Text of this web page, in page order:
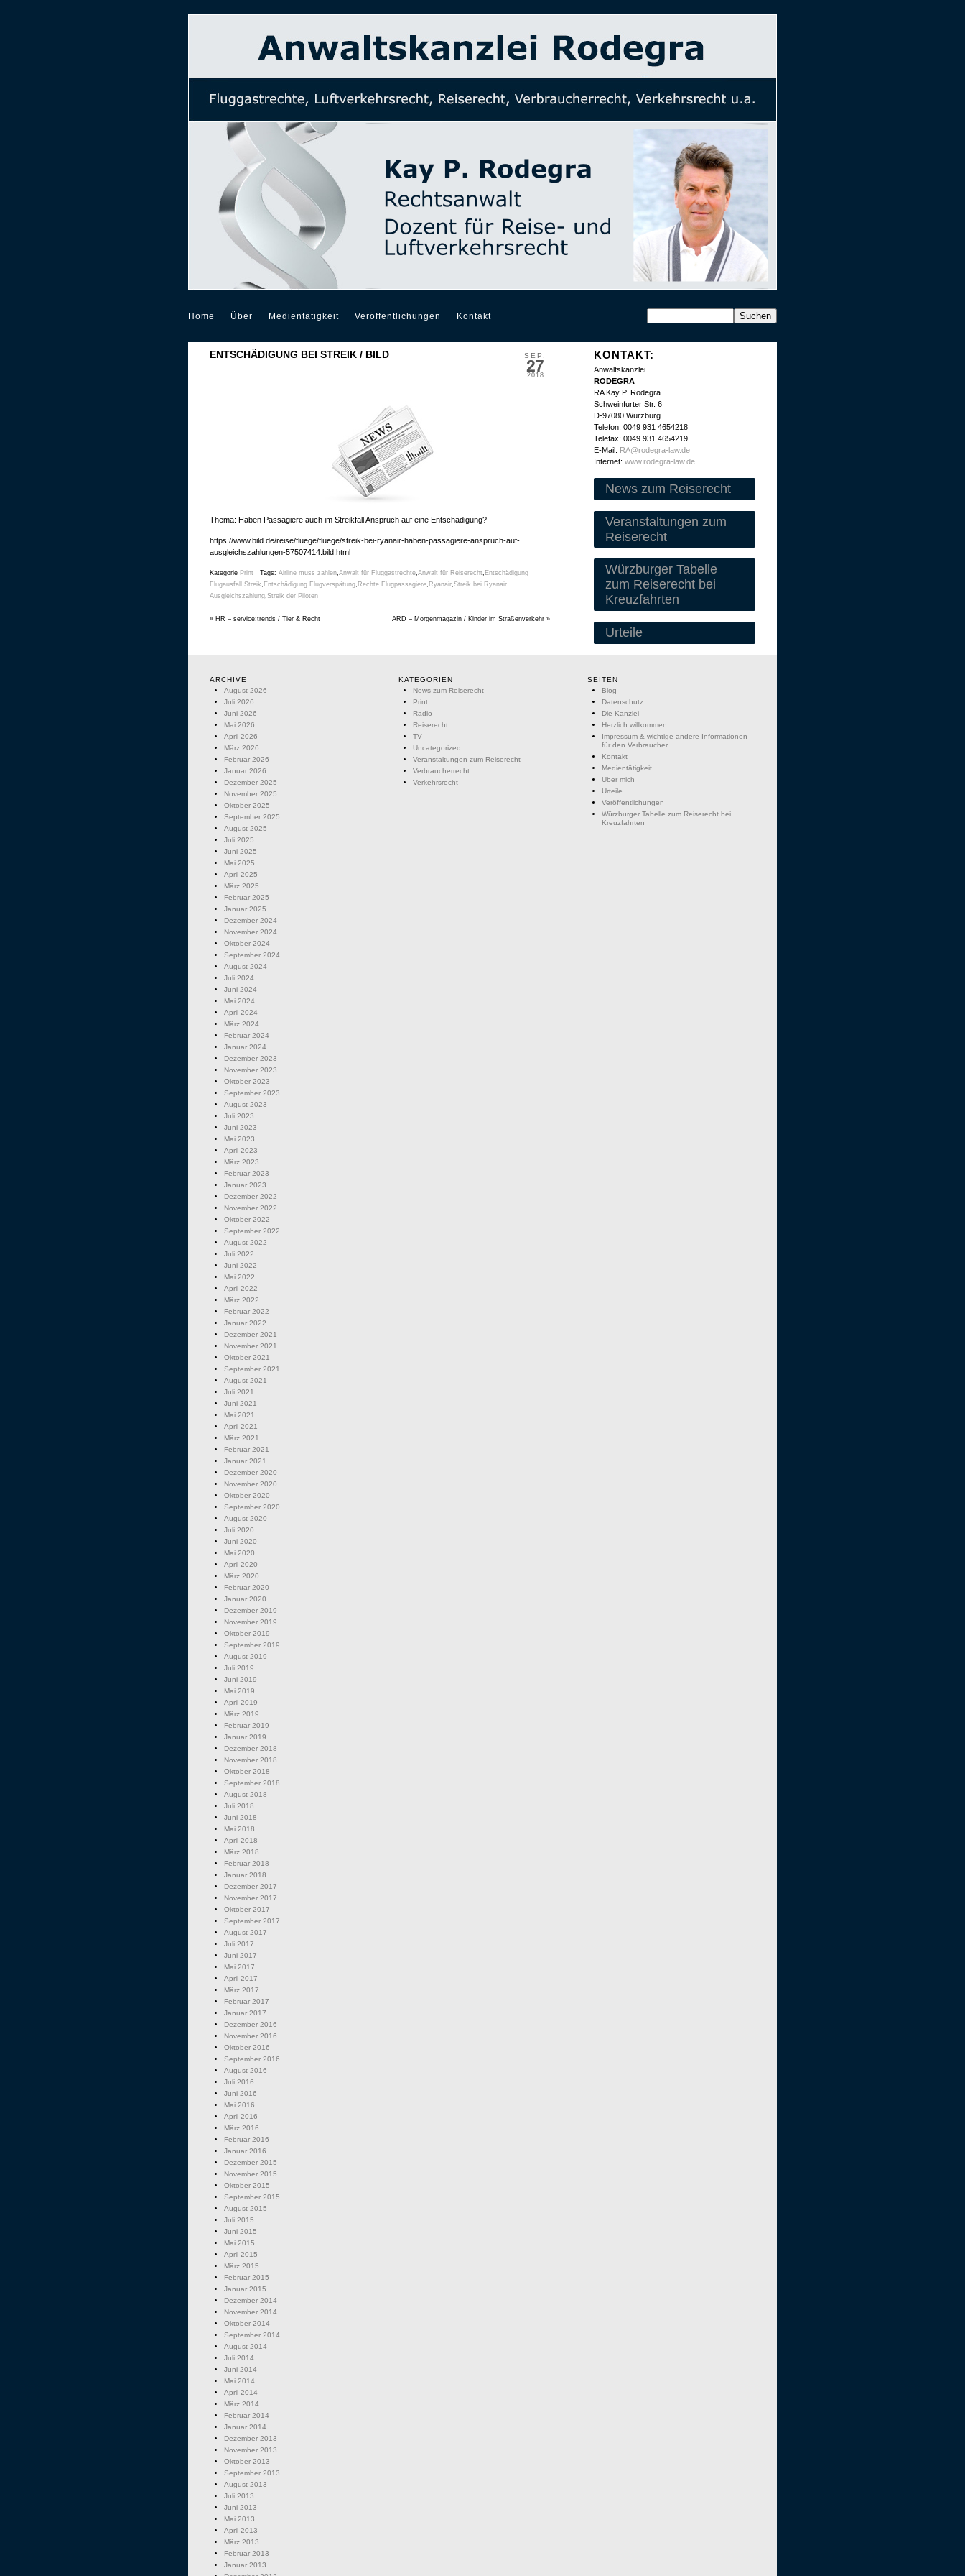
Home Über Medientätigkeit Veröffentlichungen Kontakt
SEP.
27
2018
ENTSCHÄDIGUNG BEI STREIK / BILD
Thema: Haben Passagiere auch im Streikfall Anspruch auf eine Entschädigung?
https://www.bild.de/reise/fluege/fluege/streik-bei-ryanair-haben-passagiere-anspruch-auf-
ausgleichszahlungen-57507414.bild.html
Kategorie Print Tags: Airline muss zahlen,Anwalt für Fluggastrechte,Anwalt für Reiserecht, Entschädigung
Flugausfall Streik, Entschädigung Flugverspätung, Rechte Flugpassagiere, Ryanair,Streik bei Ryanair
Ausgleichszahlung,Streik der Piloten
« HR – service:trends / Tier & Recht ARD – Morgenmagazin / Kinder im Straßenverkehr »
KONTAKT:
Anwaltskanzlei
RODEGRA
RA Kay P. Rodegra
Schweinfurter Str. 6
D-97080 Würzburg
Telefon: 0049 931 4654218
Telefax: 0049 931 4654219
E-Mail: RA@rodegra-law.de
Internet: www.rodegra-law.de
News zum Reiserecht
Veranstaltungen zum
Reiserecht
Würzburger Tabelle
zum Reiserecht bei
Kreuzfahrten
Urteile
ARCHIVE
August 2026
Juli 2026
Juni 2026
Mai 2026
April 2026
März 2026
Februar 2026
Januar 2026
Dezember 2025
November 2025
Oktober 2025
September 2025
August 2025
Juli 2025
Juni 2025
Mai 2025
April 2025
März 2025
Februar 2025
Januar 2025
Dezember 2024
November 2024
Oktober 2024
September 2024
August 2024
Juli 2024
Juni 2024
Mai 2024
April 2024
März 2024
Februar 2024
Januar 2024
Dezember 2023
November 2023
Oktober 2023
September 2023
August 2023
Juli 2023
Juni 2023
Mai 2023
April 2023
März 2023
Februar 2023
Januar 2023
Dezember 2022
November 2022
Oktober 2022
September 2022
August 2022
Juli 2022
Juni 2022
Mai 2022
April 2022
März 2022
Februar 2022
Januar 2022
Dezember 2021
November 2021
Oktober 2021
September 2021
August 2021
Juli 2021
Juni 2021
Mai 2021
April 2021
März 2021
Februar 2021
Januar 2021
Dezember 2020
November 2020
Oktober 2020
September 2020
August 2020
Juli 2020
Juni 2020
Mai 2020
April 2020
März 2020
Februar 2020
Januar 2020
Dezember 2019
November 2019
Oktober 2019
September 2019
August 2019
Juli 2019
Juni 2019
Mai 2019
April 2019
März 2019
Februar 2019
Januar 2019
Dezember 2018
November 2018
Oktober 2018
September 2018
August 2018
Juli 2018
Juni 2018
Mai 2018
April 2018
März 2018
Februar 2018
Januar 2018
Dezember 2017
November 2017
Oktober 2017
September 2017
August 2017
Juli 2017
Juni 2017
Mai 2017
April 2017
März 2017
Februar 2017
Januar 2017
Dezember 2016
November 2016
Oktober 2016
September 2016
August 2016
Juli 2016
Juni 2016
Mai 2016
April 2016
März 2016
Februar 2016
Januar 2016
Dezember 2015
November 2015
Oktober 2015
September 2015
August 2015
Juli 2015
Juni 2015
Mai 2015
April 2015
März 2015
Februar 2015
Januar 2015
Dezember 2014
November 2014
Oktober 2014
September 2014
August 2014
Juli 2014
Juni 2014
Mai 2014
April 2014
März 2014
Februar 2014
Januar 2014
Dezember 2013
November 2013
Oktober 2013
September 2013
August 2013
Juli 2013
Juni 2013
Mai 2013
April 2013
März 2013
Februar 2013
Januar 2013
KATEGORIEN
News zum Reiserecht
Print
Radio
Reiserecht
TV
Uncategorized
Veranstaltungen zum Reiserecht
Verbraucherrecht
Verkehrsrecht
SEITEN
Blog
Datenschutz
Die Kanzlei
Herzlich willkommen
Impressum & wichtige andere Informationen
für den Verbraucher
Kontakt
Medientätigkeit
Über mich
Urteile
Veröffentlichungen
Würzburger Tabelle zum Reiserecht bei
Kreuzfahrten